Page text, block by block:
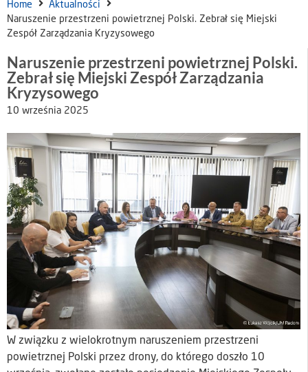
Home
Aktualności
Naruszenie przestrzeni powietrznej Polski. Zebrał się Miejski
Zespół Zarządzania Kryzysowego
Naruszenie przestrzeni powietrznej Polski.
Zebrał się Miejski Zespół Zarządzania
Kryzysowego
10 września 2025
W związku z wielokrotnym naruszeniem przestrzeni
powietrznej Polski przez drony, do którego doszło 10